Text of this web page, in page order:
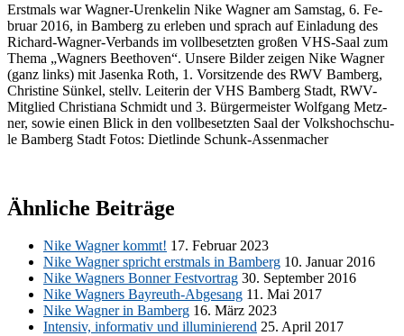
Erst­mals war Wag­ner-Ur­en­ke­lin Nike Wag­ner am Sams­tag, 6. Fe­
bru­ar 2016, in Bam­berg zu er­le­ben und sprach auf Ein­la­dung des
Ri­chard-Wag­ner-Ver­bands im voll­be­setz­ten gro­ßen VHS-Saal zum
The­ma „Wag­ners Beet­ho­ven“. Un­se­re Bil­der zei­gen Nike Wag­ner
(ganz links) mit Ja­sen­ka Roth, 1. Vor­sit­zen­de des RWV Bam­berg,
Chris­ti­ne Sün­kel, stellv. Lei­te­rin der VHS Bam­berg Stadt, RWV-
Mit­glied Chris­tia­na Schmidt und 3. Bür­ger­meis­ter Wolf­gang Metz­
ner, so­wie ei­nen Blick in den voll­be­setz­ten Saal der Volks­hoch­schu­
le Bam­berg Stadt Fo­tos: Diet­lin­de Schunk-Assenmacher
Ähnliche Beiträge
Nike Wag­ner kommt! 17. Fe­bru­ar 2023
Nike Wag­ner spricht erst­mals in Bam­berg 10. Ja­nu­ar 2016
Nike Wag­ners Bon­ner Fest­vor­trag 30. Sep­tem­ber 2016
Nike Wag­ners Bay­reuth-Ab­ge­sang 11. Mai 2017
Nike Wag­ner in Bam­berg 16. März 2023
In­ten­siv, in­for­ma­tiv und il­lu­mi­nie­rend 25. April 2017